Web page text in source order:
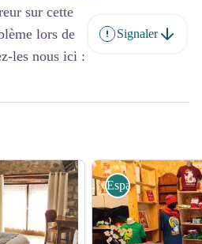
sur cette
lors de
les nous ici :
Signaler
Espaces de